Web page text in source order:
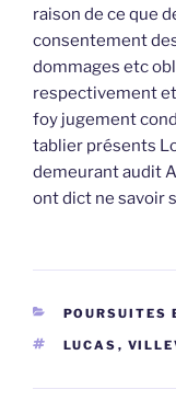
raison de ce que
consentement
dommages etc
respectivement
foy jugement
tablier présents
demeurant audit
ont dict ne savoir
CATÉGORIES
POURSUITES
ÉTIQUETTES
LUCAS ,